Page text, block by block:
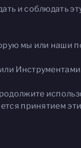
и соблюдать
мы или наши
принятием